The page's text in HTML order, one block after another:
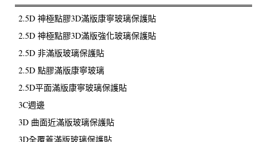
2.5D 神極點膠3D滿版康寧玻璃保護貼
2.5D 神極點膠3D滿版強化玻璃保護貼
2.5D 非滿版玻璃保護貼
2.5D 點膠滿版康寧玻璃
2.5D平面滿版康寧玻璃保護貼
3C週邊
3D 曲面近滿版玻璃保護貼
3D全覆蓋滿版玻璃保護貼